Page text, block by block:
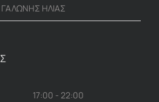
ΓΑΛΩΝΗΣ ΗΛΙΑΣ
17:00 - 22:00